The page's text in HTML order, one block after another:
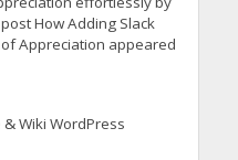
How Adding Slack
Appreciation appeared
Wiki WordPress